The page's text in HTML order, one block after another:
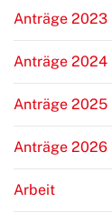
Anträge 2023
Anträge 2024
Anträge 2025
Anträge 2026
Arbeit